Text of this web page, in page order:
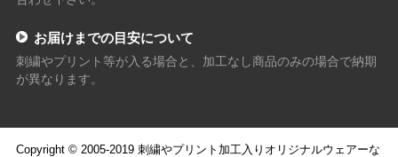
お届けまでの目安について
刺繍やプリント等が入る場合と、加工なし商品のみの場合で納期
が異なります。
Copyright © 2005-2019 刺繍やプリント加工入りオリジナルウェアーな